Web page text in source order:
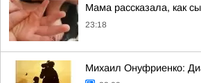
Мама рассказала, как
23:18
Михаил Онуфриенко: